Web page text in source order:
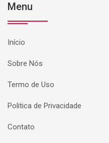
Menu
Início
Sobre Nós
Termo de Uso
Politica de Privacidade
Contato